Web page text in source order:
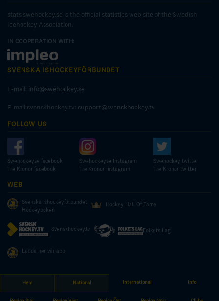
Hem National International Info
stats.swehockey.se is the official statistics web site of the Swedish
Icehockey Association.
IN COOPERATION WITH:
SVENSKA ISHOCKEYFÖRBUNDET
E-mail: info@swehockey.se
E-mail:svenskhockey.tv: support@svenskhockey.tv
FOLLOW US
Swehockeyse facebook
Tre Kronor facebook
Swehockeyse Instagram
Tre Kronor instagram
Swehockey twitter
Tre Kronor twitter
WEB
Svenska Ishockeyförbundet
Hockeyboken
Hockey Hall Of Fame
Svenskhockey.tv Folkets Lag
Ladda ner vår app